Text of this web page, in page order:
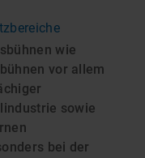
wie
vor allem
sowie
bei der